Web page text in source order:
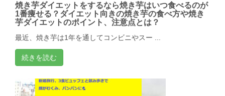
焼き芋ダイエットをするなら焼き芋はいつ食べるのが
1番痩せる？ダイエット向きの焼き芋の食べ方や焼き
芋ダイエットのポイント、注意点とは？
最近、焼き芋は1年を通してコンビニやスー ...
続きを読む